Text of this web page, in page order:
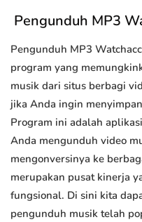
Pengunduh MP3
Pengunduh MP3
program yang
musik dari situs berbagi
jika Anda ingin
Program ini adalah
Anda mengunduh video
mengonversinya ke
merupakan pusat kinerja
fungsional. Di sini kita
pengunduh musik telah